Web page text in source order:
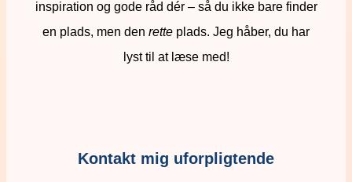
inspiration og gode råd dér – så du ikke bare finder
en plads, men den rette plads. Jeg håber, du har
lyst til at læse med!
Kontakt mig uforpligtende